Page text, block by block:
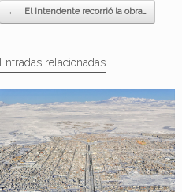
Navegador de artículos
← El Intendente recorrió la obra…
Entradas relacionadas